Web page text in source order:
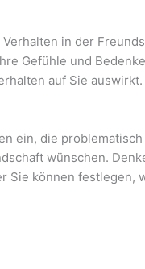
in der
Gefühle und
auf Sie auswirkt.
ein, die
wünschen.
Sie können festlegen,